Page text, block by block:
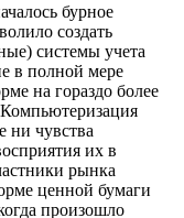
бурное
создать
системы учета
в полной мере
на гораздо более
ни чувства
их в
рынка
ценной бумаги
произошло